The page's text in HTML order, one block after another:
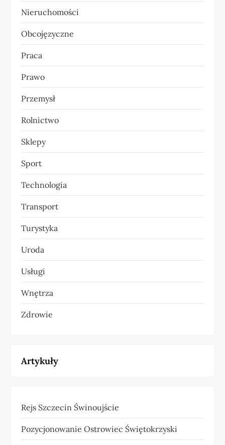
Nieruchomości
Obcojęzyczne
Praca
Prawo
Przemysł
Rolnictwo
Sklepy
Sport
Technologia
Transport
Turystyka
Uroda
Usługi
Wnętrza
Zdrowie
Artykuły
Rejs Szczecin Świnoujście
Pozycjonowanie Ostrowiec Świętokrzyski